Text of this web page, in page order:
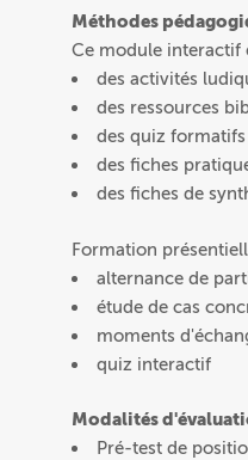
Méthodes
Ce module interactif
des activités
des ressources
des quiz
des fiches
des fiches de
Formation
alternance de
étude de cas
moments
quiz interactif
Modalités
Pré-test de